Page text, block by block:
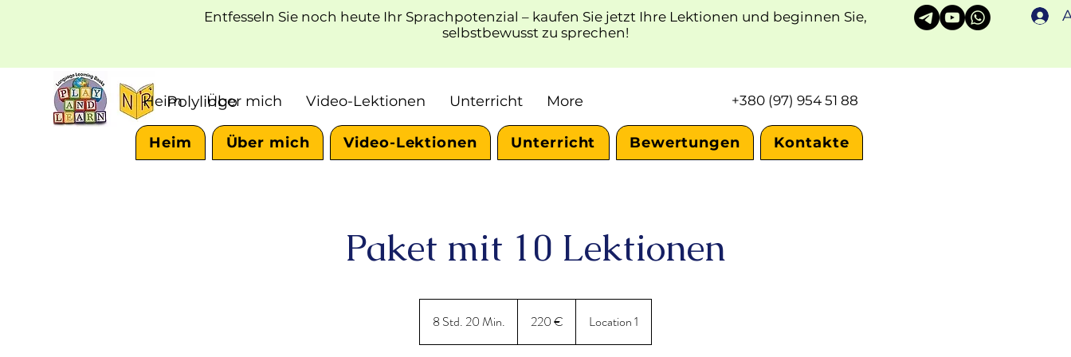
Polylingo
Heim Über mich Video-Lektionen Unterricht More +380 (97) 954 51 88
Heim Über mich Video-Lektionen Unterricht Bewertungen Kontakte
Entfesseln Sie noch heute Ihr Sprachpotenzial – kaufen Sie jetzt Ihre Lektionen und beginnen Sie,
selbstbewusst zu sprechen!
Paket mit 10 Lektionen
8 Std. 20 Min.
S
220 € Location 1